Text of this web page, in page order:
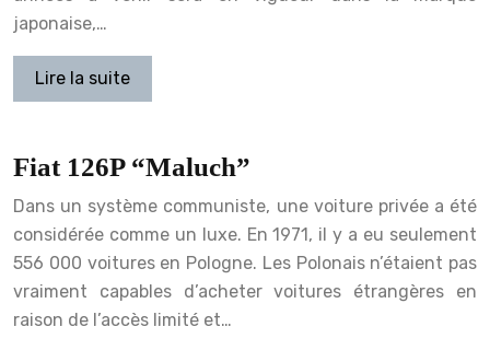
japonaise,…
Lire la suite
Fiat 126P “Maluch”
Dans un système communiste, une voiture privée a été
considérée comme un luxe. En 1971, il y a eu seulement
556 000 voitures en Pologne. Les Polonais n’étaient pas
vraiment capables d’acheter voitures étrangères en
raison de l’accès limité et…